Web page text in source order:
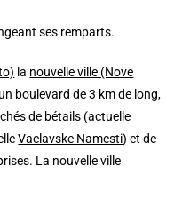
ses remparts.
la nouvelle ville (Nove
boulevard de 3 km de long,
de bétails (actuelle
Vaclavske Namesti) et de
La nouvelle ville